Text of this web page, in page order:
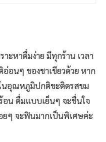
ะหาดื่มง่าย มีทุกร้าน เวลา
อนๆ ของชาเขียวด้วย หาก
นอุณหภูมิปกติขะติดรสขม
อน ดื่มแบบเย็นๆ จะชื่นใจ
ยๆ จะฟินมากเป็นพิเศษค่ะ